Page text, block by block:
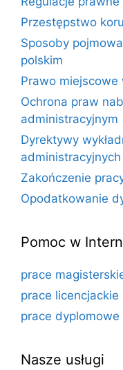
Przestępstwo
Sposoby
polskim
Prawo miejscowe
Ochrona praw
administracyjnym
Dyrektywy
administracyjnych
Zakończenie
Opodatkowanie
Pomoc w
prace
prace licencjackie
prace dyplomowe
Nasze usługi